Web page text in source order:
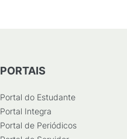
PORTAIS
Portal do Estudante
Portal Integra
Portal de Periódicos